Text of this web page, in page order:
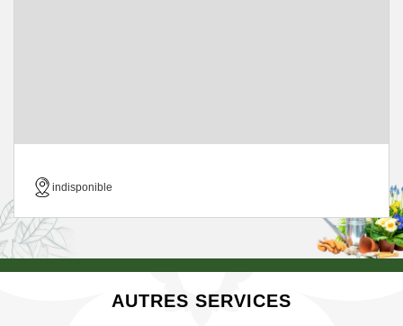
indisponible
AUTRES SERVICES